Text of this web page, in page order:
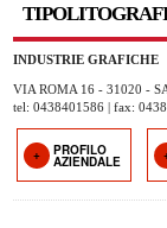
INDUSTRIE GRAFICHE
VIA ROMA 16 - 31020 -
tel: 0438401586 | fax:
PROFILO
AZIENDALE